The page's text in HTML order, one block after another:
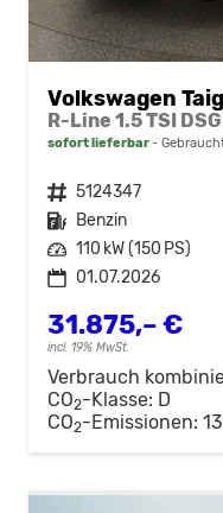
Volkswagen
sofort lieferbar
Fahrzeugnr. 5124347
Kraftstoff Benzin
Leistung 110 kW (150 PS)
01.07.2026
31.875,– €
incl. 19% MwSt.
Verbrauch
CO2-Klasse: D
CO2-Emissionen: